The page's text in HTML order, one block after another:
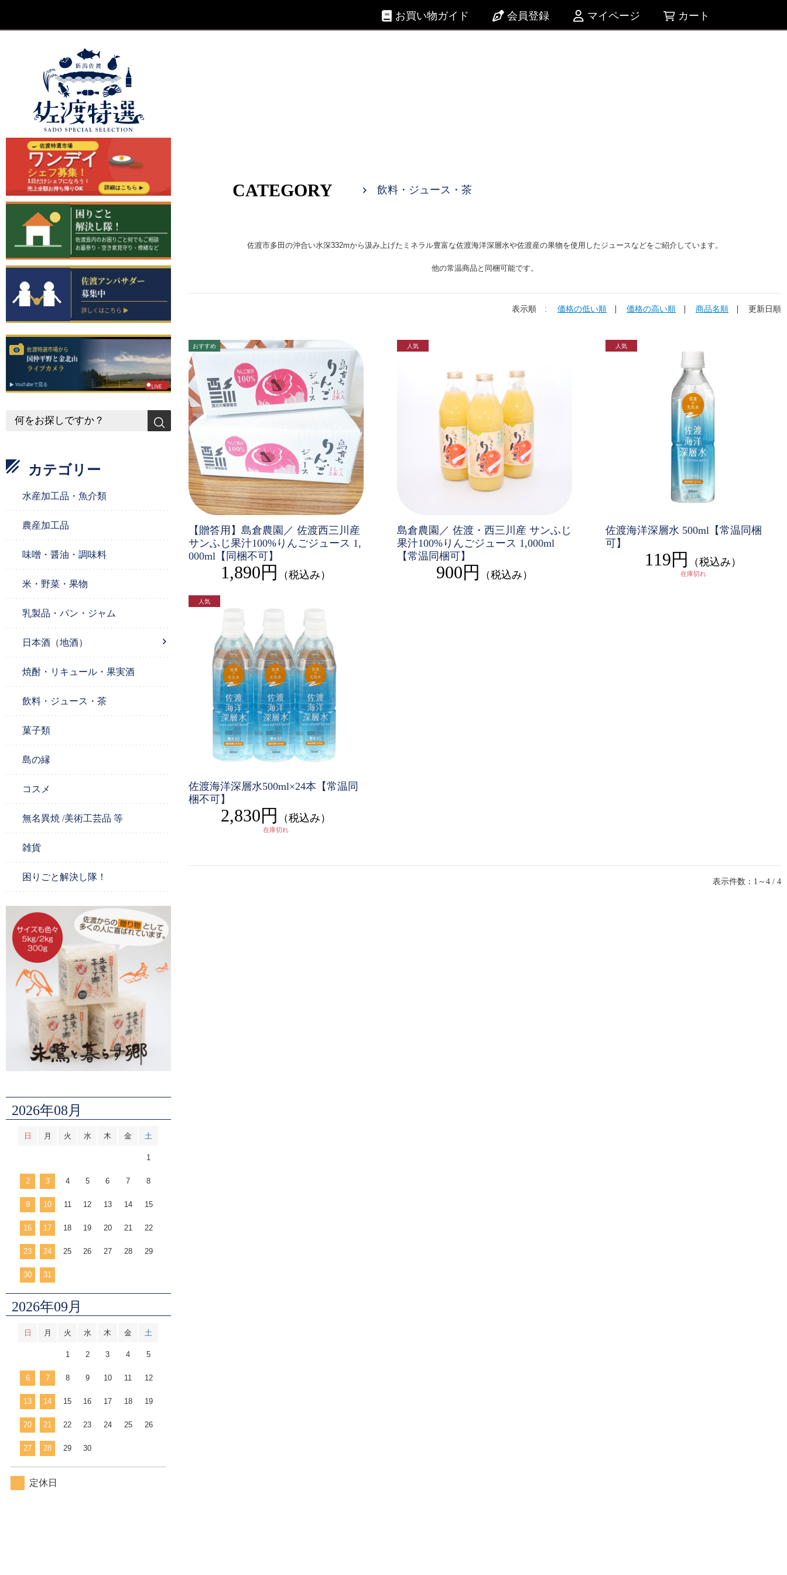
お買い物ガイド 会員登録 マイページ カート
CATEGORY 飲料・ジュース・茶
佐渡市多田の沖合い水深332mから汲み上げたミネラル豊富な佐渡海洋深層水や佐渡産の果物を使用したジュースなどをご紹介しています。
他の常温商品と同梱可能です。
表示順 : 価格の低い順 価格の高い順 商品名順 更新日順
【贈答用】島倉農園／ 佐渡西三川産
サンふじ果汁100%りんごジュース 1,
000ml【同梱不可】
1,890円 （税込み）
島倉農園／ 佐渡・西三川産 サンふじ
果汁100%りんごジュース 1,000ml
【常温同梱可】
900円 （税込み）
佐渡海洋深層水 500ml【常温同梱
可】
119円 （税込み）
在庫切れ
佐渡海洋深層水500ml×24本【常温同
梱不可】
2,830円 （税込み）
在庫切れ
表示件数：1～4 / 4
カテゴリー
水産加工品・魚介類
農産加工品
味噌・醤油・調味料
米・野菜・果物
乳製品・パン・ジャム
日本酒（地酒）
焼酎・リキュール・果実酒
飲料・ジュース・茶
菓子類
島の縁
コスメ
無名異焼 /美術工芸品 等
雑貨
困りごと解決し隊！
2026年08月
日 月 火 水 木 金 土
1
2 3 4 5 6 7 8
9 10 11 12 13 14 15
16 17 18 19 20 21 22
23 24 25 26 27 28 29
30 31
2026年09月
日 月 火 水 木 金 土
1 2 3 4 5
6 7 8 9 10 11 12
13 14 15 16 17 18 19
20 21 22 23 24 25 26
27 28 29 30
定休日